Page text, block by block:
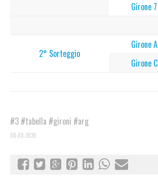
Girone 7
2° Sorteggio
Girone A
Girone C
#3 #tabella #gironi #arg
08-08-2026